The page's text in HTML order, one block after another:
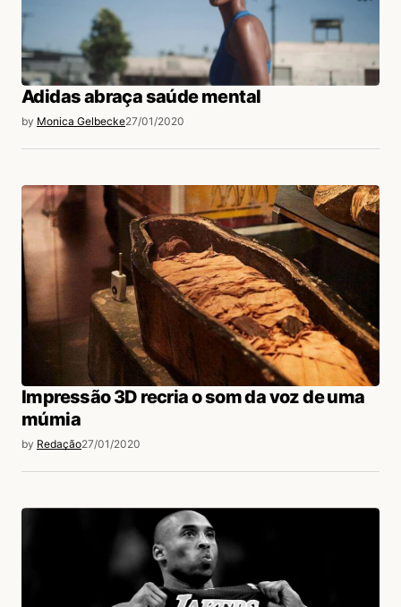
Adidas abraça saúde mental
by Monica Gelbecke27/01/2020
Impressão 3D recria o som da voz de uma
múmia
by Redação27/01/2020